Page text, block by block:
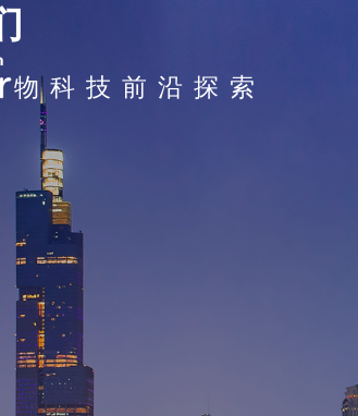
物科技前沿探索